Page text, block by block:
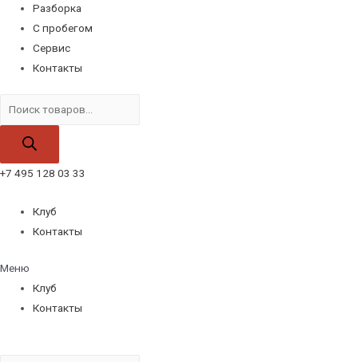
Разборка
С пробегом
Сервис
Контакты
товаров
+7 495 128 03 33
Клуб
Контакты
Меню
Клуб
Контакты